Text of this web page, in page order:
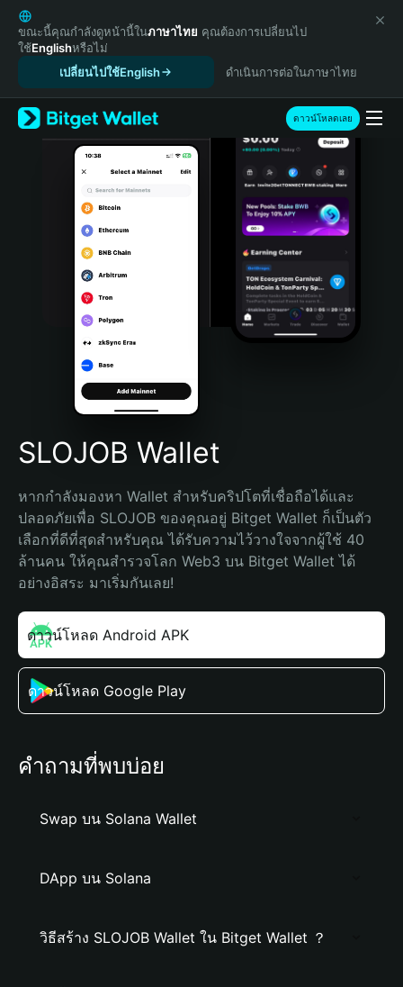
English
日本語
Tiếng Việt
Español (Latinoamérica)
Türkçe
Italiano
Português (Portugal)
Bahasa Indonesia
Português (Brasil)
Español (Argentina)
ขณะนี้คุณกำลังดูหน้านี้ในภาษาไทย คุณต้องการเปลี่ยนไป
ใช้Englishหรือไม่
เปลี่ยนไปใช้English
ดำเนินการต่อในภาษาไทย
ดาวน์โหลดเลย
SLOJOB Wallet
หากกำลังมองหา Wallet สำหรับคริปโตที่เชื่อถือได้และ
ปลอดภัยเพื่อ SLOJOB ของคุณอยู่ Bitget Wallet ก็เป็นตัว
เลือกที่ดีที่สุดสำหรับคุณ ได้รับความไว้วางใจจากผู้ใช้ 40
ล้านคน ให้คุณสำรวจโลก Web3 บน Bitget Wallet ได้
อย่างอิสระ มาเริ่มกันเลย!
ดาวน์โหลด Android APK
ดาวน์โหลด Google Play
คำถามที่พบบ่อย
Swap บน Solana Wallet
DApp บน Solana
วิธีสร้าง SLOJOB Wallet ใน Bitget Wallet ？